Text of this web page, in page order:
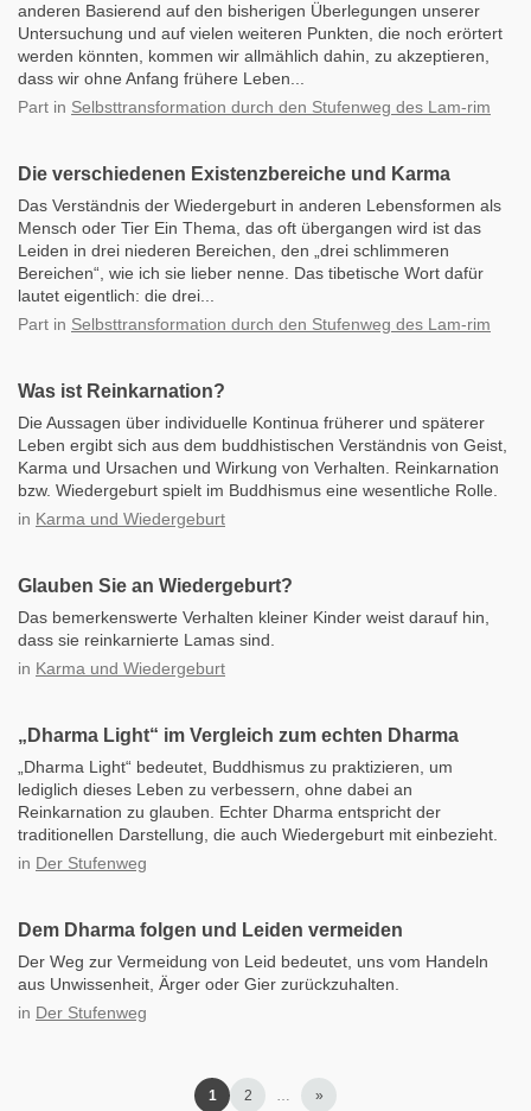
anderen Basierend auf den bisherigen Überlegungen unserer
Untersuchung und auf vielen weiteren Punkten, die noch erörtert
werden könnten, kommen wir allmählich dahin, zu akzeptieren,
dass wir ohne Anfang frühere Leben...
Part in Selbsttransformation durch den Stufenweg des Lam-rim
Die verschiedenen Existenzbereiche und Karma
Das Verständnis der Wiedergeburt in anderen Lebensformen als
Mensch oder Tier Ein Thema, das oft übergangen wird ist das
Leiden in drei niederen Bereichen, den „drei schlimmeren
Bereichen“, wie ich sie lieber nenne. Das tibetische Wort dafür
lautet eigentlich: die drei...
Part in Selbsttransformation durch den Stufenweg des Lam-rim
Was ist Reinkarnation?
Die Aussagen über individuelle Kontinua früherer und späterer
Leben ergibt sich aus dem buddhistischen Verständnis von Geist,
Karma und Ursachen und Wirkung von Verhalten. Reinkarnation
bzw. Wiedergeburt spielt im Buddhismus eine wesentliche Rolle.
in Karma und Wiedergeburt
Glauben Sie an Wiedergeburt?
Das bemerkenswerte Verhalten kleiner Kinder weist darauf hin,
dass sie reinkarnierte Lamas sind.
in Karma und Wiedergeburt
„Dharma Light“ im Vergleich zum echten Dharma
„Dharma Light“ bedeutet, Buddhismus zu praktizieren, um
lediglich dieses Leben zu verbessern, ohne dabei an
Reinkarnation zu glauben. Echter Dharma entspricht der
traditionellen Darstellung, die auch Wiedergeburt mit einbezieht.
in Der Stufenweg
Dem Dharma folgen und Leiden vermeiden
Der Weg zur Vermeidung von Leid bedeutet, uns vom Handeln
aus Unwissenheit, Ärger oder Gier zurückzuhalten.
in Der Stufenweg
1 2 … »